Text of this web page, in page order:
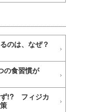
のは、なぜ？
の食習慣が
ず!? フィジカ